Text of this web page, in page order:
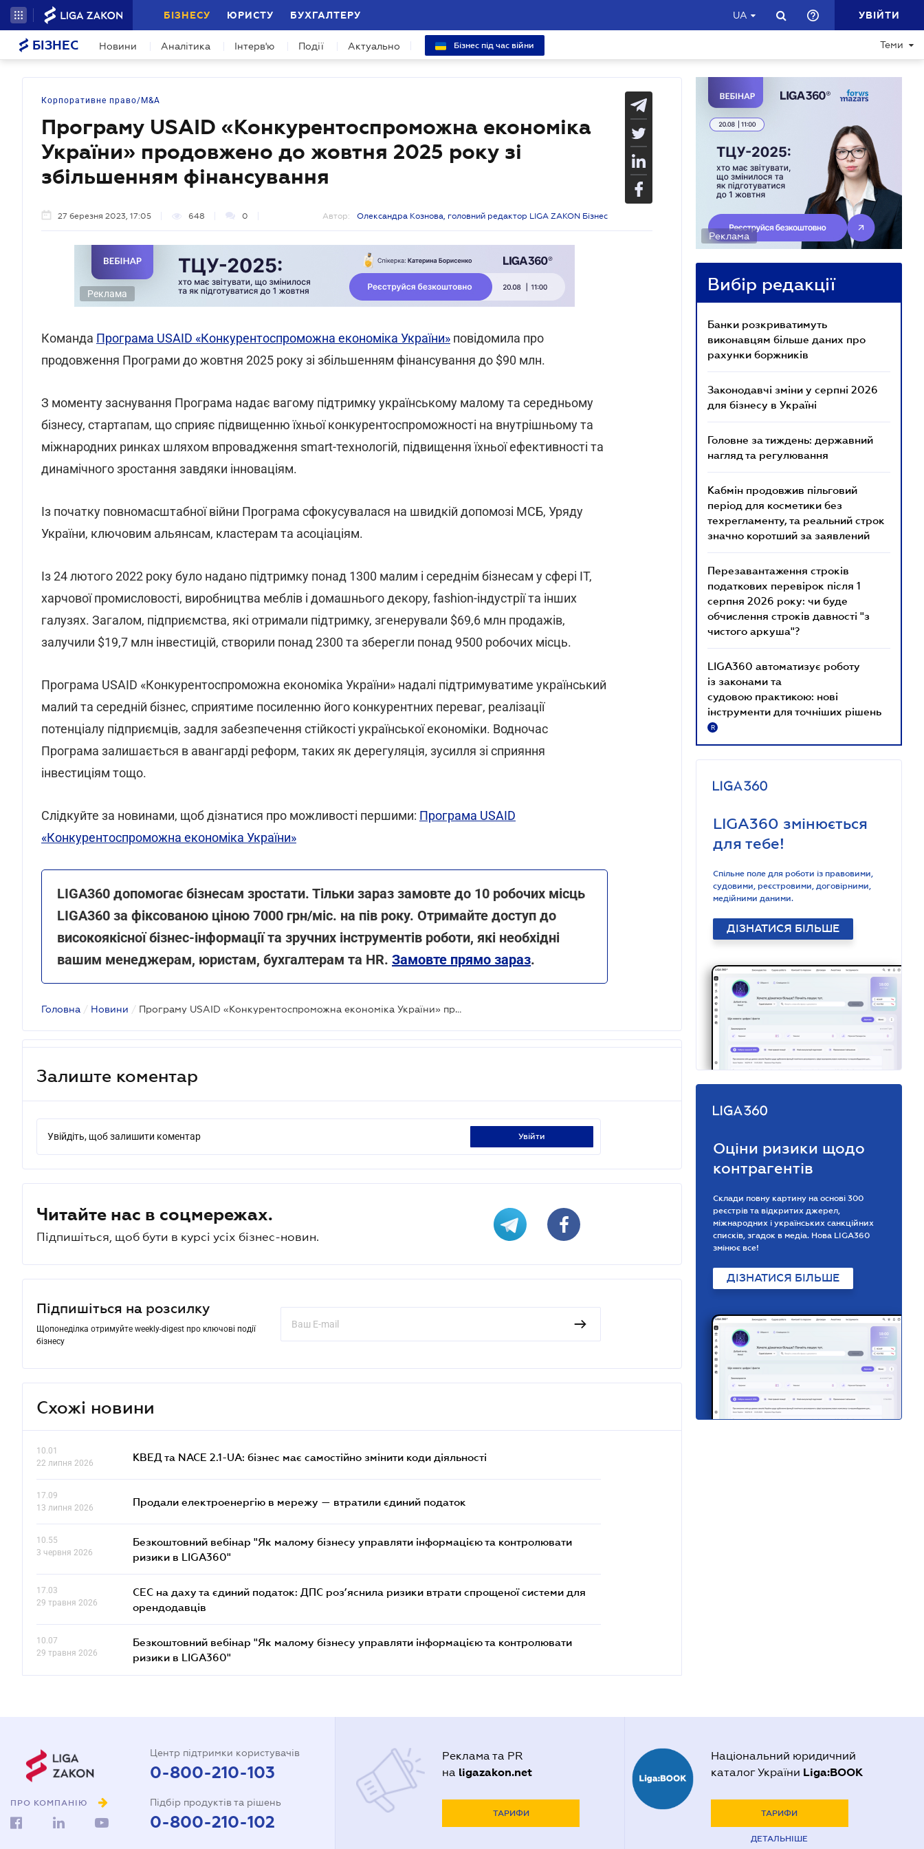
БІЗНЕСУ ЮРИСТУ БУХГАЛТЕРУ UA УВІЙТИ
БІЗНЕС Новини Аналітика Інтерв'ю Події Актуально Бізнес під час війни Теми
Корпоративне право/M&A
Програму USAID «Конкурентоспроможна економіка
України» продовжено до жовтня 2025 року зі
збільшенням фінансування
27 березня 2023, 17:05 648 0 Автор: Олександра Кознова, головний редактор LIGA ZAKON Бізнес
Реклама
Команда Програма USAID «Конкурентоспроможна економіка України» повідомила про
продовження Програми до жовтня 2025 року зі збільшенням фінансування до $90 млн.
З моменту заснування Програма надає вагому підтримку українському малому та середньому
бізнесу, стартапам, що сприяє підвищенню їхньої конкурентоспроможності на внутрішньому та
міжнародних ринках шляхом впровадження smart-технологій, підвищення їхньої ефективності та
динамічного зростання завдяки інноваціям.
Із початку повномасштабної війни Програма сфокусувалася на швидкій допомозі МСБ, Уряду
України, ключовим альянсам, кластерам та асоціаціям.
Із 24 лютого 2022 року було надано підтримку понад 1300 малим і середнім бізнесам у сфері ІТ,
харчової промисловості, виробництва меблів і домашнього декору, fashion-індустрії та інших
галузях. Загалом, підприємства, які отримали підтримку, згенерували $69,6 млн продажів,
залучили $19,7 млн інвестицій, створили понад 2300 та зберегли понад 9500 робочих місць.
Програма USAID «Конкурентоспроможна економіка України» надалі підтримуватиме український
малий та середній бізнес, сприятиме посиленню його конкурентних переваг, реалізації
потенціалу підприємців, задля забезпечення стійкості української економіки. Водночас
Програма залишається в авангарді реформ, таких як дерегуляція, зусилля зі сприяння
інвестиціям тощо.
Слідкуйте за новинами, щоб дізнатися про можливості першими: Програма USAID
«Конкурентоспроможна економіка України»
LIGA360 допомогає бізнесам зростати. Тільки зараз замовте до 10 робочих місць
LIGA360 за фіксованою ціною 7000 грн/міс. на пів року. Отримайте доступ до
високоякісної бізнес-інформації та зручних інструментів роботи, які необхідні
вашим менеджерам, юристам, бухгалтерам та HR. Замовте прямо зараз.
Головна / Новини / Програму USAID «Конкурентоспроможна економіка України» продовжено до жовтня 2025 року зі збільшенням фінансування
Залиште коментар
Увійдіть, щоб залишити коментар увійти
Читайте нас в соцмережах.
Підпишіться, щоб бути в курсі усіх бізнес-новин.
Підпишіться на розсилку
Щопонеділка отримуйте weekly-digest про ключові події
бізнесу
Схожі новини
10.01
22 липня 2026
КВЕД та NACE 2.1-UA: бізнес має самостійно змінити коди діяльності
17.09
13 липня 2026
Продали електроенергію в мережу — втратили єдиний податок
10.55
3 червня 2026
Безкоштовний вебінар "Як малому бізнесу управляти інформацією та контролювати
ризики в LIGA360"
17.03
29 травня 2026
СЕС на даху та єдиний податок: ДПС роз’яснила ризики втрати спрощеної системи для
орендодавців
10.07
29 травня 2026
Безкоштовний вебінар "Як малому бізнесу управляти інформацією та контролювати
ризики в LIGA360"
Реклама
Вибір редакції
Банки розкриватимуть
виконавцям більше даних про
рахунки боржників
Законодавчі зміни у серпні 2026
для бізнесу в Україні
Головне за тиждень: державний
нагляд та регулювання
Кабмін продовжив пільговий
період для косметики без
техрегламенту, та реальний строк
значно коротший за заявлений
Перезавантаження строків
податкових перевірок після 1
серпня 2026 року: чи буде
обчислення строків давності "з
чистого аркуша"?
LIGA360 автоматизує роботу
із законами та
судовою практикою: нові
інструменти для точніших рішень
R
LIGA360 змінюється
для тебе!
Спільне поле для роботи із правовими,
судовими, реєстровими, договірними,
медійними даними.
ДІЗНАТИСЯ БІЛЬШЕ
Оціни ризики щодо
контрагентів
Склади повну картину на основі 300
реєстрів та відкритих джерел,
міжнародних і українських санкційних
списків, згадок в медіа. Нова LIGA360
змінює все!
ДІЗНАТИСЯ БІЛЬШЕ
ПРО КОМПАНІЮ
Центр підтримки користувачів
0-800-210-103
Підбір продуктів та рішень
0-800-210-102
Реклама та PR
на ligazakon.net
ТАРИФИ
Національний юридичний
каталог України Liga:BOOK
ТАРИФИ
ДЕТАЛЬНІШЕ